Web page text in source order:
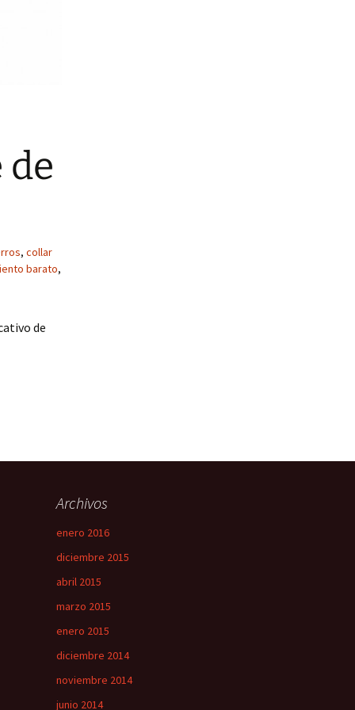
, collar
barato,
de
Archivos
enero 2016
diciembre 2015
abril 2015
marzo 2015
enero 2015
diciembre 2014
noviembre 2014
junio 2014